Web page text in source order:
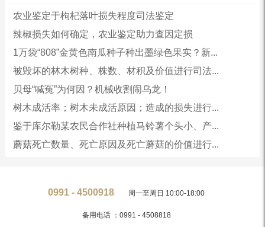
农业鉴定于枸杞落叶损失程度司法鉴定
辣椒损失如何确定，农业鉴定助力查因定损
1万袋“808”金黄色南瓜种子种出墨绿色果实？新...
被毁坏的林木树种、株数、材积及价值进行司法...
贝母“喊冤”为何因？机械收割闹乌龙！
树木成活率；树木未成活原因；造成的损失进行...
鉴于库尔勒某农民合作社种植马铃薯个头小、产...
蘑菇死亡数量、死亡原因及死亡蘑菇的价值进行...
0991 - 4500918 周一至周日 10:00-18:00
备用电话 ：0991 - 4508818